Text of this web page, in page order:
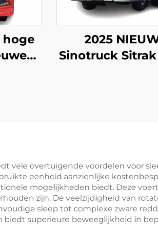
hoge
2025
Sinotruck Sitrak
vele overtuigende voordelen voor
eenheid aanzienlijke
mogelijkheden biedt. Deze
zijn. De veelzijdigheid van
sleep tot complexe zware
superieure beweeglijkheid in